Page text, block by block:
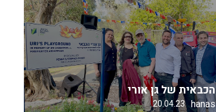
הכבאית של גן אורי
hanas
20.04.23